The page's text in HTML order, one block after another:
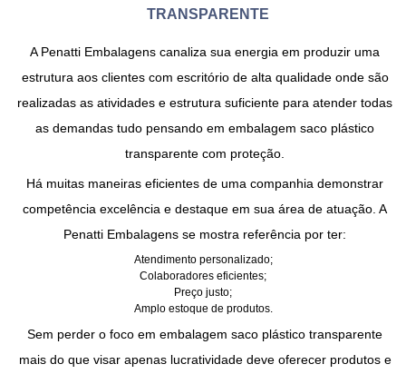
TRANSPARENTE
A Penatti Embalagens canaliza sua energia em produzir uma
estrutura aos clientes com escritório de alta qualidade onde são
realizadas as atividades e estrutura suficiente para atender todas
as demandas tudo pensando em embalagem saco plástico
transparente com proteção.
Há muitas maneiras eficientes de uma companhia demonstrar
competência excelência e destaque em sua área de atuação. A
Penatti Embalagens se mostra referência por ter:
Atendimento personalizado;
Colaboradores eficientes;
Preço justo;
Amplo estoque de produtos.
Sem perder o foco em embalagem saco plástico transparente
mais do que visar apenas lucratividade deve oferecer produtos e